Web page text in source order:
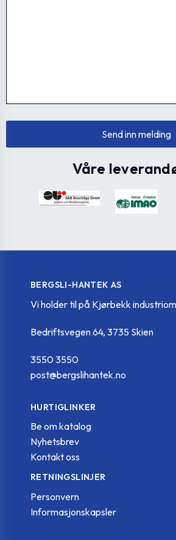
500070
500072 MSM-C-20-16-MT
500071
ANB
MT
500053
Våre
BERGSLI-HANTEK AS
Vi holder til på Kjørbekk
Bedriftsvegen 64, 3735 Skien
3550 3550
post@bergslihantek.no
HURTIGLINKER
Be om katalog
Nyhetsbrev
Kontakt oss
RETNINGSLINJER
Personvern
Informasjonskapsler